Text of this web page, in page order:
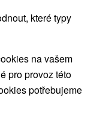
které typy
na vašem
pro provoz této
potřebujeme